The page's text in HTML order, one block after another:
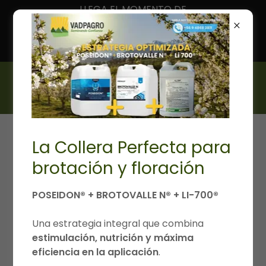
LLEGA EL MOMENTO DE
APLICACION POSEIDON®
HOMOGENEIZADOR PARA
BROTACIÓN Y FLORACIÓN
FICHA TÉCNICA DE
POSEIDON
Homogeneizador para brotación y
floración
La Collera Perfecta para
brotación y floración
POSEIDON® + BROTOVALLE N® + LI-700®
Una estrategia integral que combina
estimulación, nutrición y máxima
eficiencia en la aplicación.